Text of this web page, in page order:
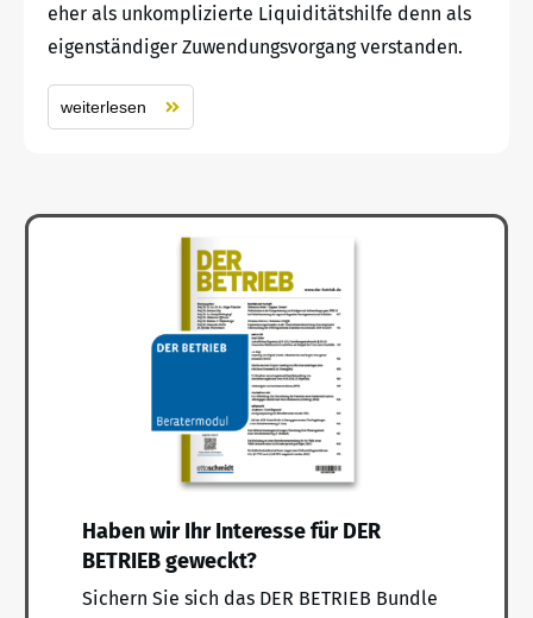
eher als unkomplizierte Liquiditätshilfe denn als
eigenständiger Zuwendungsvorgang verstanden.
weiterlesen
Haben wir Ihr Interesse für DER
BETRIEB geweckt?
Sichern Sie sich das DER BETRIEB Bundle